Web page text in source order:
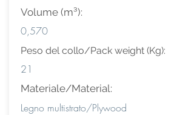
Volume (m³):
0,570
Peso del collo/Pack weight (Kg):
21
Materiale/Material:
Legno multistrato/Plywood